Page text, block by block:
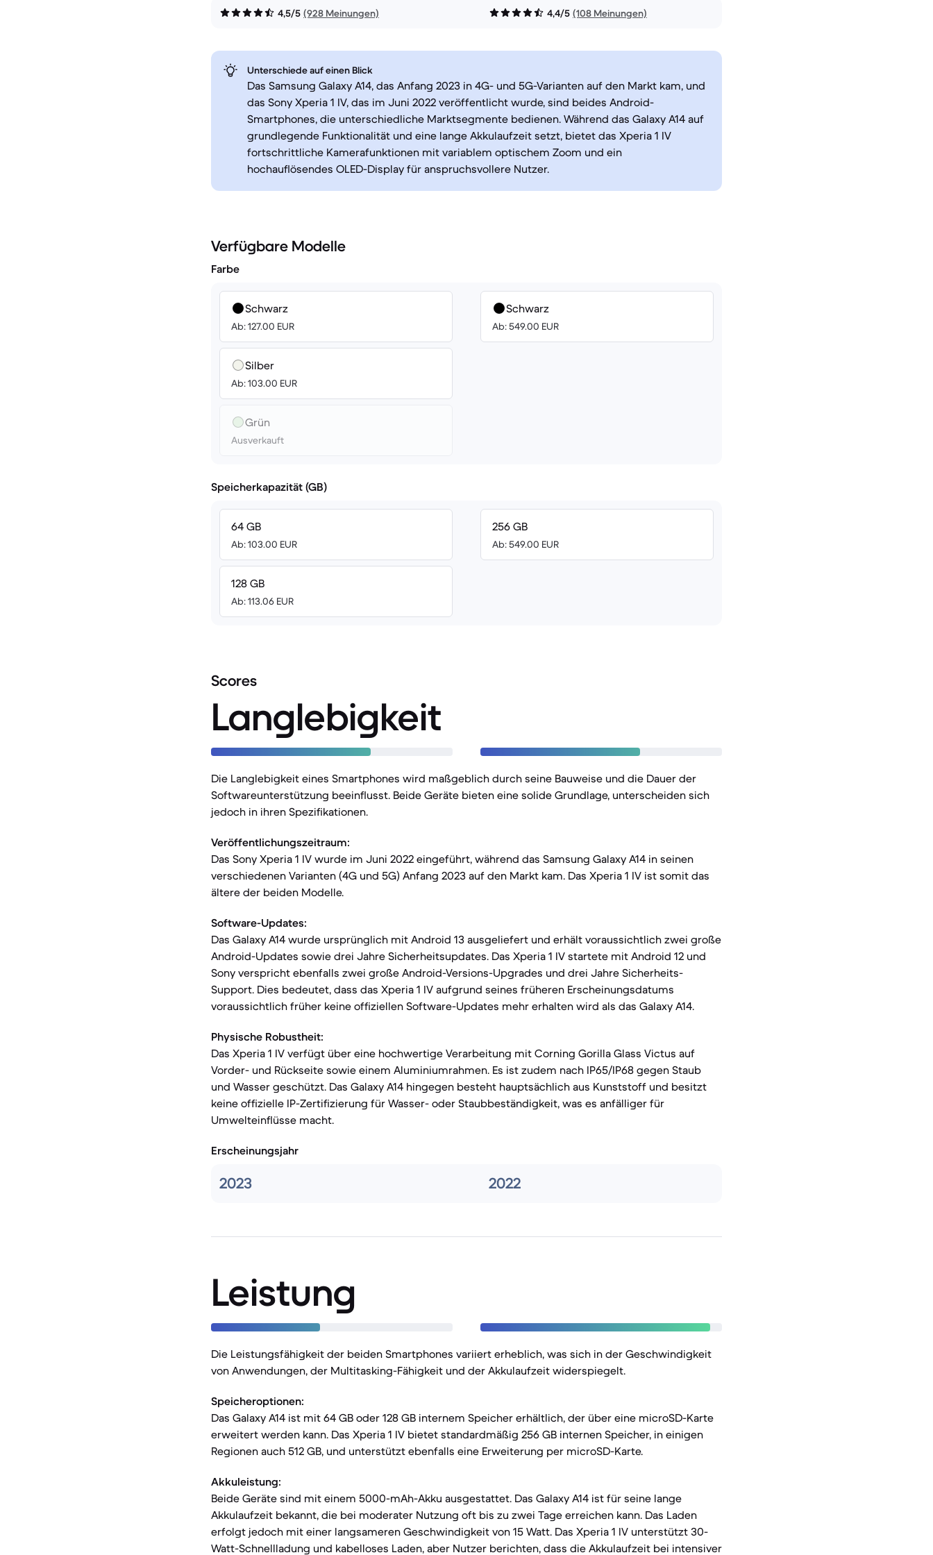
4,5/5 (928 Meinungen) 4,4/5 (108 Meinungen)
Unterschiede auf einen Blick
Das Samsung Galaxy A14, das Anfang 2023 in 4G- und 5G-Varianten auf den Markt kam, und
das Sony Xperia 1 IV, das im Juni 2022 veröffentlicht wurde, sind beides Android-
Smartphones, die unterschiedliche Marktsegmente bedienen. Während das Galaxy A14 auf
grundlegende Funktionalität und eine lange Akkulaufzeit setzt, bietet das Xperia 1 IV
fortschrittliche Kamerafunktionen mit variablem optischem Zoom und ein
hochauflösendes OLED-Display für anspruchsvollere Nutzer.
Verfügbare Modelle
Farbe
Schwarz
Ab: 127.00 EUR
Silber
Ab: 103.00 EUR
Grün
Ausverkauft
Schwarz
Ab: 549.00 EUR
Speicherkapazität (GB)
64 GB
Ab: 103.00 EUR
128 GB
Ab: 113.06 EUR
256 GB
Ab: 549.00 EUR
Scores
Langlebigkeit
Die Langlebigkeit eines Smartphones wird maßgeblich durch seine Bauweise und die Dauer der
Softwareunterstützung beeinflusst. Beide Geräte bieten eine solide Grundlage, unterscheiden sich
jedoch in ihren Spezifikationen.
Veröffentlichungszeitraum:
Das Sony Xperia 1 IV wurde im Juni 2022 eingeführt, während das Samsung Galaxy A14 in seinen
verschiedenen Varianten (4G und 5G) Anfang 2023 auf den Markt kam. Das Xperia 1 IV ist somit das
ältere der beiden Modelle.
Software-Updates:
Das Galaxy A14 wurde ursprünglich mit Android 13 ausgeliefert und erhält voraussichtlich zwei große
Android-Updates sowie drei Jahre Sicherheitsupdates. Das Xperia 1 IV startete mit Android 12 und
Sony verspricht ebenfalls zwei große Android-Versions-Upgrades und drei Jahre Sicherheits-
Support. Dies bedeutet, dass das Xperia 1 IV aufgrund seines früheren Erscheinungsdatums
voraussichtlich früher keine offiziellen Software-Updates mehr erhalten wird als das Galaxy A14.
Physische Robustheit:
Das Xperia 1 IV verfügt über eine hochwertige Verarbeitung mit Corning Gorilla Glass Victus auf
Vorder- und Rückseite sowie einem Aluminiumrahmen. Es ist zudem nach IP65/IP68 gegen Staub
und Wasser geschützt. Das Galaxy A14 hingegen besteht hauptsächlich aus Kunststoff und besitzt
keine offizielle IP-Zertifizierung für Wasser- oder Staubbeständigkeit, was es anfälliger für
Umwelteinflüsse macht.
Erscheinungsjahr
2023 2022
Leistung
Die Leistungsfähigkeit der beiden Smartphones variiert erheblich, was sich in der Geschwindigkeit
von Anwendungen, der Multitasking-Fähigkeit und der Akkulaufzeit widerspiegelt.
Speicheroptionen:
Das Galaxy A14 ist mit 64 GB oder 128 GB internem Speicher erhältlich, der über eine microSD-Karte
erweitert werden kann. Das Xperia 1 IV bietet standardmäßig 256 GB internen Speicher, in einigen
Regionen auch 512 GB, und unterstützt ebenfalls eine Erweiterung per microSD-Karte.
Akkuleistung:
Beide Geräte sind mit einem 5000-mAh-Akku ausgestattet. Das Galaxy A14 ist für seine lange
Akkulaufzeit bekannt, die bei moderater Nutzung oft bis zu zwei Tage erreichen kann. Das Laden
erfolgt jedoch mit einer langsameren Geschwindigkeit von 15 Watt. Das Xperia 1 IV unterstützt 30-
Watt-Schnellladung und kabelloses Laden, aber Nutzer berichten, dass die Akkulaufzeit bei intensiver